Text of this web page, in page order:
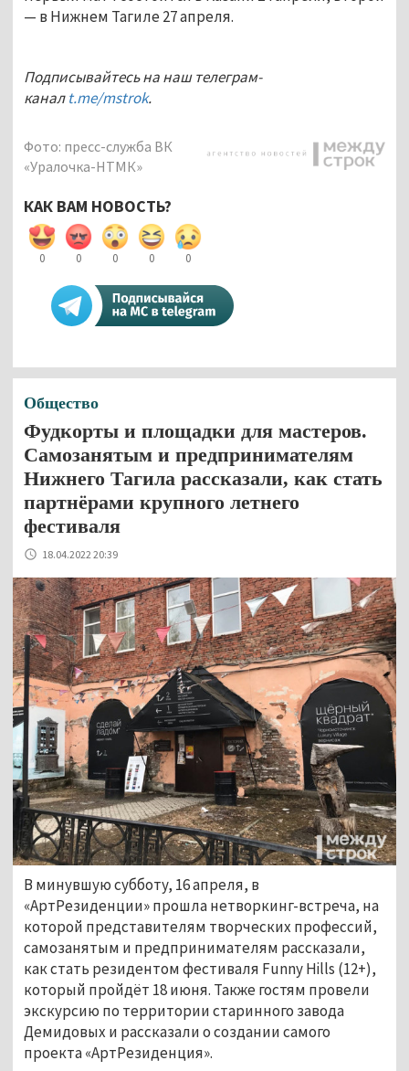
— в Нижнем Тагиле 27 апреля.
Подписывайтесь на наш телеграм-
каналt.me/mstrok.
Фото: пресс-служба ВК
«Уралочка-НТМК»
КАК ВАМ НОВОСТЬ?
0 0 0 0 0
Общество
Фудкорты и площадки для мастеров.
Самозанятым и предпринимателям
Нижнего Тагила рассказали, как стать
партнёрами крупного летнего
фестиваля
18.04.2022 20:39
В минувшую субботу, 16 апреля, в
«АртРезиденции» прошла нетворкинг-встреча, на
которой представителям творческих профессий,
самозанятым и предпринимателям рассказали,
как стать резидентом фестиваля Funny Hills (12+),
который пройдёт 18 июня. Также гостям провели
экскурсию по территории старинного завода
Демидовых и рассказали о создании самого
проекта «АртРезиденция».